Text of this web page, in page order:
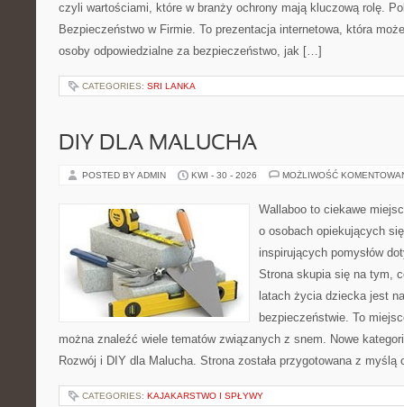
czyli wartościami, które w branży ochrony mają kluczową rolę.
Bezpieczeństwo w Firmie. To prezentacja internetowa, która
osoby odpowiedzialne za bezpieczeństwo, jak […]
CATEGORIES: SRI LANKA
DIY DLA MALUCHA
POSTED BY ADMIN KWI - 30 - 2026 MOŻLIWOŚĆ
Wallaboo to ciekawe
o osobach opiekujących
inspirujących pomysłów
Strona skupia się na tym,
latach życia dziecka jest
bezpieczeństwie. To
można znaleźć wiele tematów związanych z snem. Nowe
Rozwój i DIY dla Malucha. Strona została przygotowana z
CATEGORIES: KAJAKARSTWO I SPŁYWY